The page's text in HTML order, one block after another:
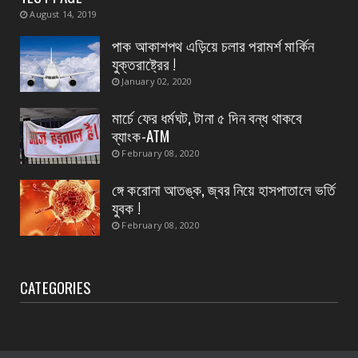
August 07, 2026
CONTACT
নৈপুর গ্রাম পঞ্চায়েতে বিজেপির নতুন বোর্ড গঠন, প্রধান
পদে মদ...
August 07, 2026
August 14, 2019
পাক আকাশপথ এড়িয়ে চলার পরামর্শ মার্কিন
যুক্তরাষ্ট্রের !
January 02, 2020
মার্চে ফের ধর্মঘট, টানা ৫ দিন বন্ধ থাকবে
ব্যাংক-ATM
February 08, 2020
ঙ্গে করোনা আতঙ্ক, জ্বর নিয়ে হাসপাতালে ভর্তি
যুবক !
February 08, 2020
CATEGORIES